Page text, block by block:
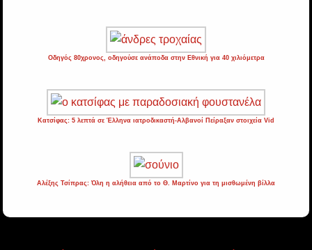
Οδηγός 80χρονος, οδηγούσε ανάποδα στην Εθνική για 40 χιλιόμετρα
Κατσίφας: 5 λεπτά σε Έλληνα ιατροδικαστή-Αλβανοί Πείραξαν στοιχεία Vid
Αλέξης Τσίπρας: Όλη η αλήθεια από το Θ. Μαρτίνο για τη μισθωμένη βίλλα